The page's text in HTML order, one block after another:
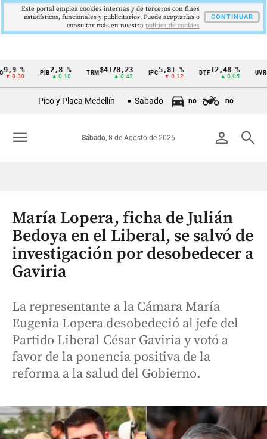
Cintillo
Colombia
% 2,8 %
▲ 0.10
TRM$4178,23
▲ 0.42
5,81 %
▼ 0.12
12,48 %
▲ 0.05
Pico y Placa Medellín Sabado no no
person search
Sábado, 8 de Agosto de 2026
menu
María Lopera, ficha de Julián
Bedoya en el Liberal, se salvó de
investigación por desobedecer a
Gaviria
La representante a la Cámara María
Eugenia Lopera desobedeció al jefe del
Partido Liberal César Gaviria y votó a
favor de la ponencia positiva de la
reforma a la salud del Gobierno.
Este portal emplea cookies internas y de terceros con fines
estadísticos, funcionales y publicitarios. Puede aceptarlas o
consultar más en nuestra politica de cookies
CONTINUAR